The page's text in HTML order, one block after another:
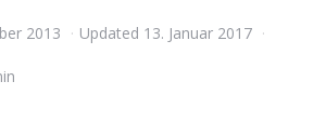
2013
Updated 13. Januar 2017